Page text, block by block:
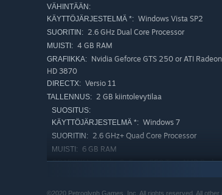
VÄHINTÄÄN:
KÄYTTÖJÄRJESTELMÄ *: Windows Vista SP2
SUORITIN: 2.6 GHz Dual Core Processor
MUISTI: 4 GB RAM
GRAFIIKKA: Nvidia Geforce GTS 250 or ATI Radeon
HD 3870
DIRECTX: Versio 11
TALLENNUS: 2 GB kiintolevytilaa
SUOSITUS:
KÄYTTÖJÄRJESTELMÄ *: Windows 7
SUORITIN: 2.6 GHz+ Quad Core Processor
MUISTI: 6 GB RAM
GRAFIIKKA: Nvidia GeForce 550 Ti or AMD
©2020 Petroglyph Games, Inc. All rights reserved. All